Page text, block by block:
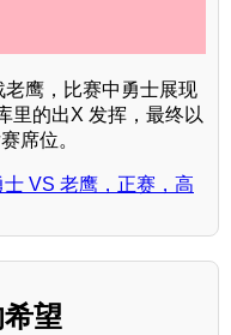
鹰，比赛中勇士展现
里的出X 发挥，最终以
席位。
VS 老鹰，正赛，高
望